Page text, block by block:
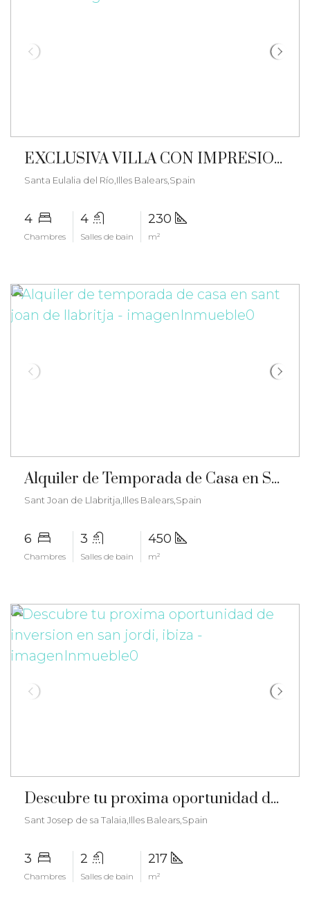
EXCLUSIVA VILLA CON IMPRESIONANTES VISTAS AL MAR – gz-2569
Santa Eulalia del Río,Illes Balears,Spain
4
Chambres
4
Salles de bain
230
m²
Alquiler de Temporada de Casa en Sant Joan de Llabritja – gz-2567
Sant Joan de Llabritja,Illes Balears,Spain
6
Chambres
3
Salles de bain
450
m²
Descubre tu proxima oportunidad de inversion en San Jordi, Ibiza – gz-2563
Sant Josep de sa Talaia,Illes Balears,Spain
3
Chambres
2
Salles de bain
217
m²